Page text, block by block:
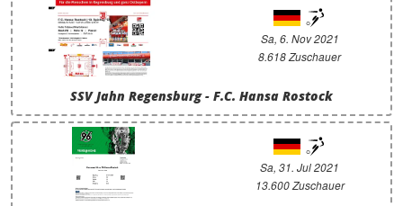
Sa, 6. Nov 2021
8.618 Zuschauer
SSV Jahn Regensburg - F.C. Hansa Rostock
Sa, 31. Jul 2021
13.600 Zuschauer